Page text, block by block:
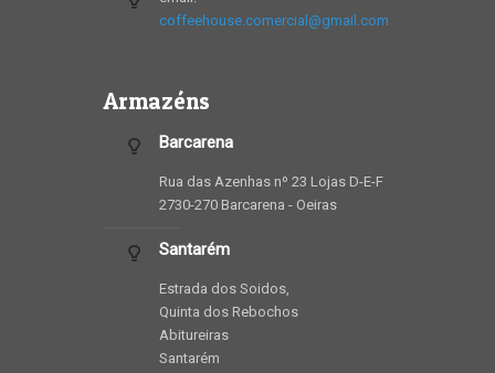
coffeehouse.comercial@gmail.com
Armazéns
Barcarena
Rua das Azenhas nº 23 Lojas D-E-F
2730-270 Barcarena - Oeiras
Santarém
Estrada dos Soidos,
Quinta dos Rebochos
Abitureiras
Santarém